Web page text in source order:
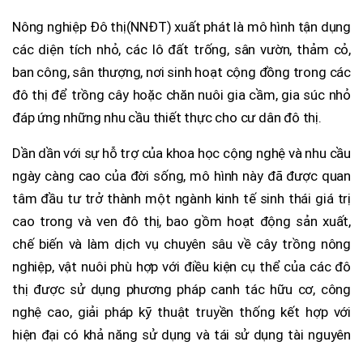
Nông nghiệp Đô thị(NNĐT) xuất phát là mô hình tận dụng
các diện tích nhỏ, các lô đất trống, sân vườn, thảm cỏ,
ban công, sân thượng, nơi sinh hoạt cộng đồng trong các
đô thị để trồng cây hoặc chăn nuôi gia cầm, gia súc nhỏ
đáp ứng những nhu cầu thiết thực cho cư dân đô thị.
Dần dần với sự hỗ trợ của khoa học cộng nghệ và nhu cầu
ngày càng cao của đời sống, mô hình này đã được quan
tâm đầu tư trở thành một ngành kinh tế sinh thái giá trị
cao trong và ven đô thị, bao gồm hoạt động sản xuất,
chế biến và làm dịch vụ chuyên sâu về cây trồng nông
nghiệp, vật nuôi phù hợp với điều kiện cụ thể của các đô
thị được sử dụng phương pháp canh tác hữu cơ, công
nghệ cao, giải pháp kỹ thuật truyền thống kết hợp với
hiện đại có khả năng sử dụng và tái sử dụng tài nguyên